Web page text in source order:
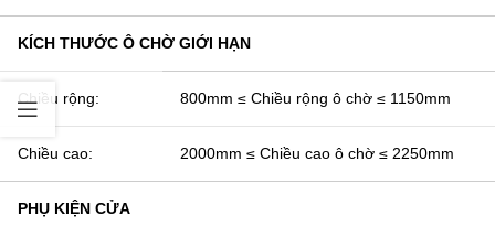
KÍCH THƯỚC Ô CHỜ GIỚI HẠN
Chiều rộng: 800mm ≤ Chiều rộng ô chờ ≤ 1150mm
Chiều cao: 2000mm ≤ Chiều cao ô chờ ≤ 2250mm
PHỤ KIỆN CỬA